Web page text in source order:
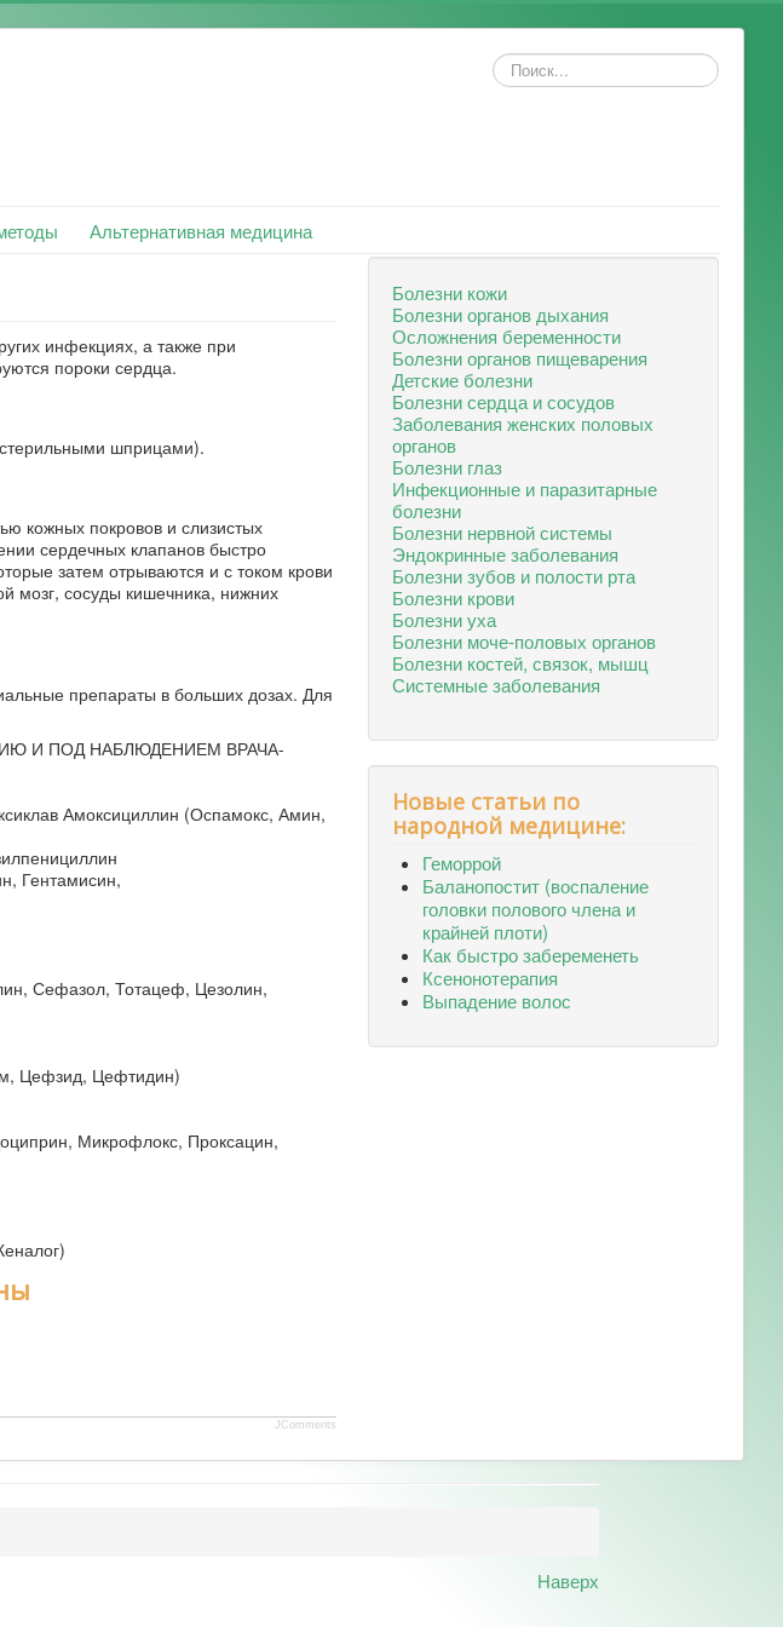
Искать...
Альтернативная медицина
инфекциях, а также при
пороки сердца.
шприцами).
кожных покровов и слизистых
сердечных клапанов быстро
затем отрываются и с током крови
мозг, сосуды кишечника, нижних
препараты в больших дозах. Для
И ПОД НАБЛЮДЕНИЕМ ВРАЧА-
Амоксициллин (Оспамокс, Амин,
Гентамисин,
Сефазол, Тотацеф, Цезолин,
Цефзид, Цефтидин)
Микрофлокс, Проксацин,
JComments
Болезни кожи
Болезни органов дыхания
Осложнения беременности
Болезни органов пищеварения
Детские болезни
Болезни сердца и сосудов
Заболевания женских половых
органов
Болезни глаз
Инфекционные и паразитарные
болезни
Болезни нервной системы
Эндокринные заболевания
Болезни зубов и полости рта
Болезни крови
Болезни уха
Болезни моче-половых органов
Болезни костей, связок, мышц
Системные заболевания
Новые статьи по
народной медицине:
Геморрой
Баланопостит (воспаление
головки полового члена и
крайней плоти)
Как быстро забеременеть
Ксенонотерапия
Выпадение волос
Наверх